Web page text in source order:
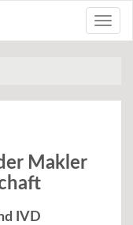
Toggle
Makler
IVD